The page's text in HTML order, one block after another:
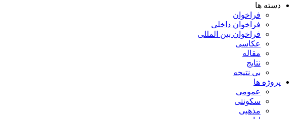
دسته ها
فراخوان
فراخوان داخلی
فراخوان بین المللی
عکاسی
مقاله
نتایج
بی نتیجه
پروژه ها
عمومی
سکونتی
مذهبی